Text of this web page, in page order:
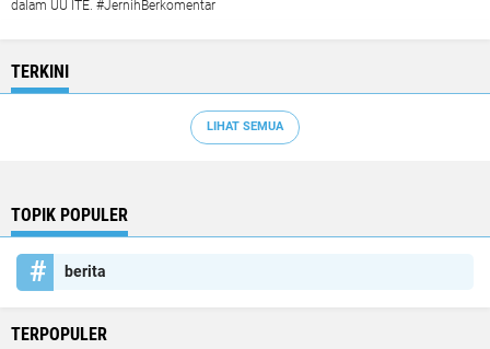
dalam UU ITE. #JernihBerkomentar
TERKINI
LIHAT SEMUA
TOPIK POPULER
berita
TERPOPULER